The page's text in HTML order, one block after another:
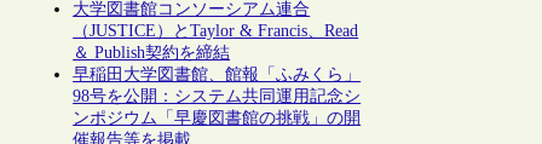
大学図書館コンソーシアム連合
（JUSTICE）とTaylor & Francis、Read
＆ Publish契約を締結
早稲田大学図書館、館報「ふみくら」
98号を公開：システム共同運用記念シ
ンポジウム「早慶図書館の挑戦」の開
催報告等を掲載